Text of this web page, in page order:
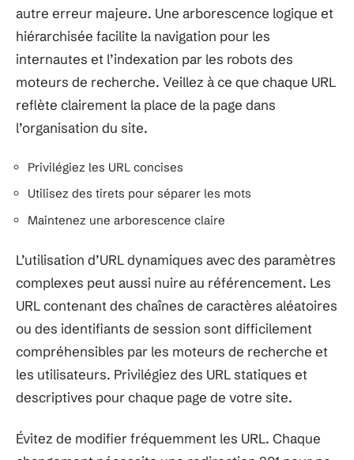
autre erreur majeure. Une arborescence logique et
hiérarchisée facilite la navigation pour les
internautes et l’indexation par les robots des
moteurs de recherche. Veillez à ce que chaque URL
reflète clairement la place de la page dans
l’organisation du site.
Privilégiez les URL concises
Utilisez des tirets pour séparer les mots
Maintenez une arborescence claire
L’utilisation d’URL dynamiques avec des paramètres
complexes peut aussi nuire au référencement. Les
URL contenant des chaînes de caractères aléatoires
ou des identifiants de session sont difficilement
compréhensibles par les moteurs de recherche et
les utilisateurs. Privilégiez des URL statiques et
descriptives pour chaque page de votre site.
Évitez de modifier fréquemment les URL. Chaque